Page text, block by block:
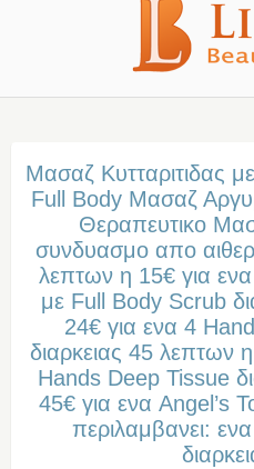
Μασαζ Κυτταριτιδας
Full Body Μασαζ
Θεραπευτικο
συνδυασμο απο
λεπτων η 15€ για
με Full Body Scrub
24€ για ενα 4
διαρκειας 45 λεπτων
Hands Deep Tissue
45€ για ενα Angel’s
περιλαμβανει: